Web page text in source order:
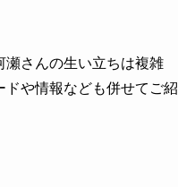
瀬さんの生い立ちは複雑
や情報なども併せてご紹